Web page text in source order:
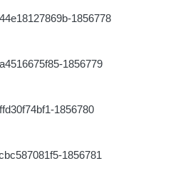
1856778
1856779
1856780
1856781